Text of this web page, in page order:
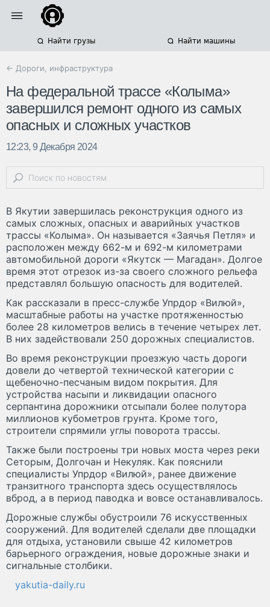
Найти грузы Найти машины
← Дороги, инфраструктура
На федеральной трассе «Колыма»
завершился ремонт одного из самых
опасных и сложных участков
12:23, 9 Декабря 2024
В Якутии завершилась реконструкция одного из
самых сложных, опасных и аварийных участков
трассы «Колыма». Он называется «Заячья Петля» и
расположен между 662-м и 692-м километрами
автомобильной дороги «Якутск — Магадан». Долгое
время этот отрезок из-за своего сложного рельефа
представлял большую опасность для водителей.
Как рассказали в пресс-службе Упрдор «Вилюй»,
масштабные работы на участке протяженностью
более 28 километров велись в течение четырех лет.
В них задействовали 250 дорожных специалистов.
Во время реконструкции проезжую часть дороги
довели до четвертой технической категории с
щебеночно-песчаным видом покрытия. Для
устройства насыпи и ликвидации опасного
серпантина дорожники отсыпали более полутора
миллионов кубометров грунта. Кроме того,
строители спрямили углы поворота трассы.
Также были построены три новых моста через реки
Сеторым, Долгочан и Некуляк. Как пояснили
специалисты Упрдор «Вилюй», ранее движение
транзитного транспорта здесь осуществлялось
вброд, а в период паводка и вовсе останавливалось.
Дорожные службы обустроили 76 искусственных
сооружений. Для водителей сделали две площадки
для отдыха, установили свыше 42 километров
барьерного ограждения, новые дорожные знаки и
сигнальные столбики.
yakutia-daily.ru